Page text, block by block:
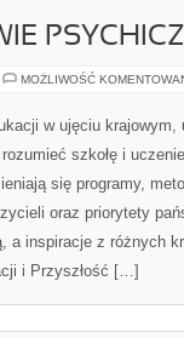
MOŻLIWOŚĆ
w ujęciu krajowym,
szkołę i
się programy,
oraz priorytety
a inspiracje z różnych
i Przyszłość […]